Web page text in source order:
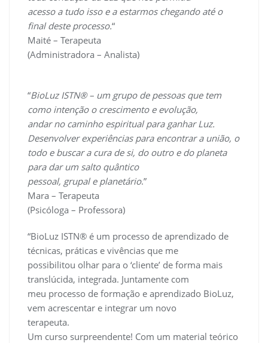
acesso a tudo isso e a estarmos chegando até o
final deste processo.“
Maité – Terapeuta
(Administradora – Analista)
“BioLuz ISTN® – um grupo de pessoas que tem
como intenção o crescimento e evolução,
andar no caminho espiritual para ganhar Luz.
Desenvolver experiências para encontrar a união, o
todo e buscar a cura de si, do outro e do planeta
para dar um salto quântico
pessoal, grupal e planetário.”
Mara – Terapeuta
(Psicóloga – Professora)
“BioLuz ISTN® é um processo de aprendizado de
técnicas, práticas e vivências que me
possibilitou olhar para o ‘cliente’ de forma mais
translúcida, integrada. Juntamente com
meu processo de formação e aprendizado BioLuz,
vem acrescentar e integrar um novo
terapeuta.
Um curso surpreendente! Com um material teórico